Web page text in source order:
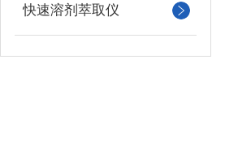
快速溶剂萃取仪